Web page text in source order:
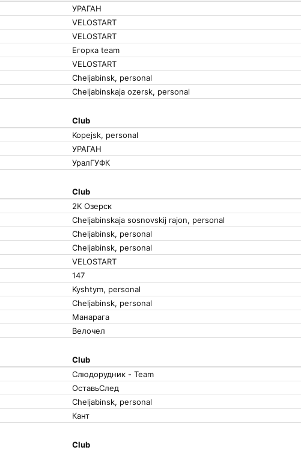
УРАГАН
VELOSTART
VELOSTART
Егорка team
VELOSTART
Cheljabinsk, personal
Cheljabinskaja ozersk, personal
Club
Kopejsk, personal
УРАГАН
УралГУФК
Club
2К Озерск
Cheljabinskaja sosnovskij rajon, personal
Cheljabinsk, personal
Cheljabinsk, personal
VELOSTART
147
Kyshtym, personal
Cheljabinsk, personal
Манарага
Велочел
Club
Слюдорудник - Team
ОставьСлед
Cheljabinsk, personal
Кант
Club